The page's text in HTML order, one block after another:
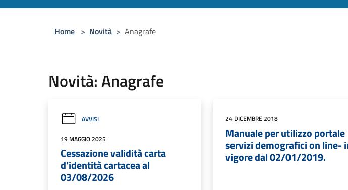
Home > Novità > Anagrafe
Novità: Anagrafe
AVVISI
19 MAGGIO 2025
Cessazione validità carta
d’identità cartacea al
03/08/2026
24 DICEMBRE 2018
Manuale per utilizzo portale
servizi demografici on line-
vigore dal 02/01/2019.